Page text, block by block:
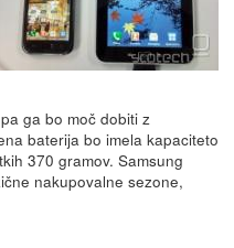
ga bo moč dobiti z
baterija bo imela kapaciteto
370 gramov. Samsung
nakupovalne sezone,